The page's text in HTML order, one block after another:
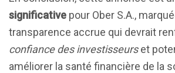
significative pour Ober S.A.,
transparence accrue qui devrait
confiance des investisseurset
améliorer la santé financière de la